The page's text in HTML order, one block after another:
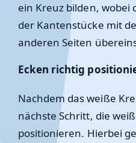
ein Kreuz bilden, wobei
der Kantenstücke mit
anderen Seiten
Ecken richtig
Nachdem das weiße
nächste Schritt, die
positionieren. Hierbei